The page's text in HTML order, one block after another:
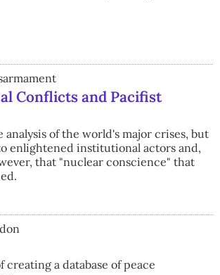
Conflicts and Pacifist
of the world's major crises, but
enlightened institutional actors and,
that "nuclear conscience" that
a database of peace